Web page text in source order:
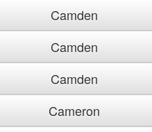
Camden
Camden
Camden
Cameron